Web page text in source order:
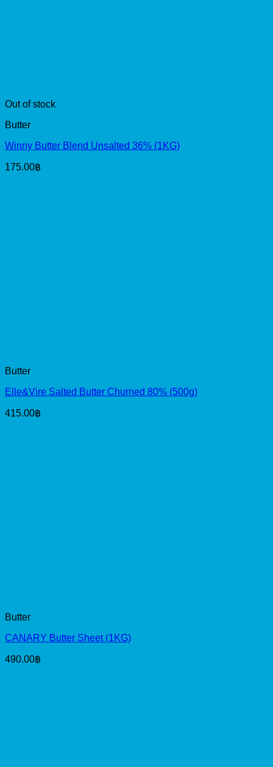
Out of stock
Butter
Winny Butter Blend Unsalted 36% (1KG)
175.00฿
Butter
Elle&Vire Salted Butter Churned 80% (500g)
415.00฿
Butter
CANARY Butter Sheet (1KG)
490.00฿